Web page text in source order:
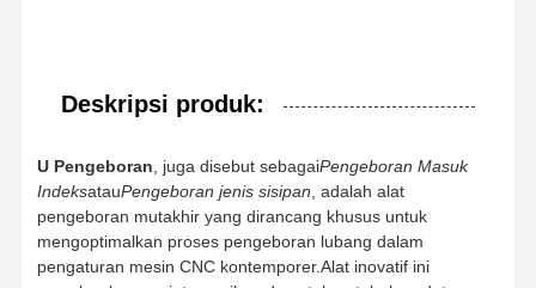
Deskripsi produk:
U Pengeboran , juga disebut sebagaiPengeboran Masuk
IndeksatauPengeboran jenis sisipan , adalah alat
pengeboran mutakhir yang dirancang khusus untuk
mengoptimalkan proses pengeboran lubang dalam
pengaturan mesin CNC kontemporer.Alat inovatif ini